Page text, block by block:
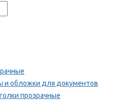
и обложки для документов
прозрачные